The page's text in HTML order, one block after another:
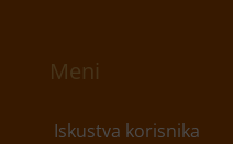
Meni
Iskustva korisnika